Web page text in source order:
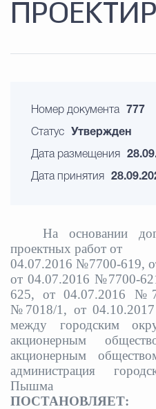
Номер документа 777
Статус Утвержден
Дата размещения
Дата принятия
На основании
проектных работ от
04.07.2016 №7700-619,
от 04.07.2016 №7700-
625, от 04.07.2016
№7018/1, от
между городским
акционерным
акционерным
администрация
Пышма
ПОСТАНОВЛЯЕТ: